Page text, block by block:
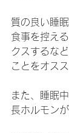
質の良い睡
食事を控え
クスするな
ことをオス
また、睡眠
長ホルモン